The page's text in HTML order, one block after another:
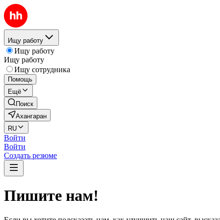
Ищу работу
Ищу работу
Ищу работу
Ищу сотрудника
Помощь
Ещё
Поиск
Ахангаран
RU
Войти
Войти
Создать резюме
Пишите нам!